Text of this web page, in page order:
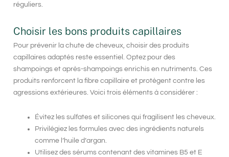
réguliers.
Choisir les bons produits capillaires
Pour prévenir la chute de cheveux, choisir des produits
capillaires adaptés reste essentiel. Optez pour des
shampoings et après-shampoings enrichis en nutriments. Ces
produits renforcent la fibre capillaire et protègent contre les
agressions extérieures. Voici trois éléments à considérer :
Évitez les sulfates et silicones qui fragilisent les cheveux.
Privilégiez les formules avec des ingrédients naturels
comme l’huile d’argan.
Utilisez des sérums contenant des vitamines B5 et E